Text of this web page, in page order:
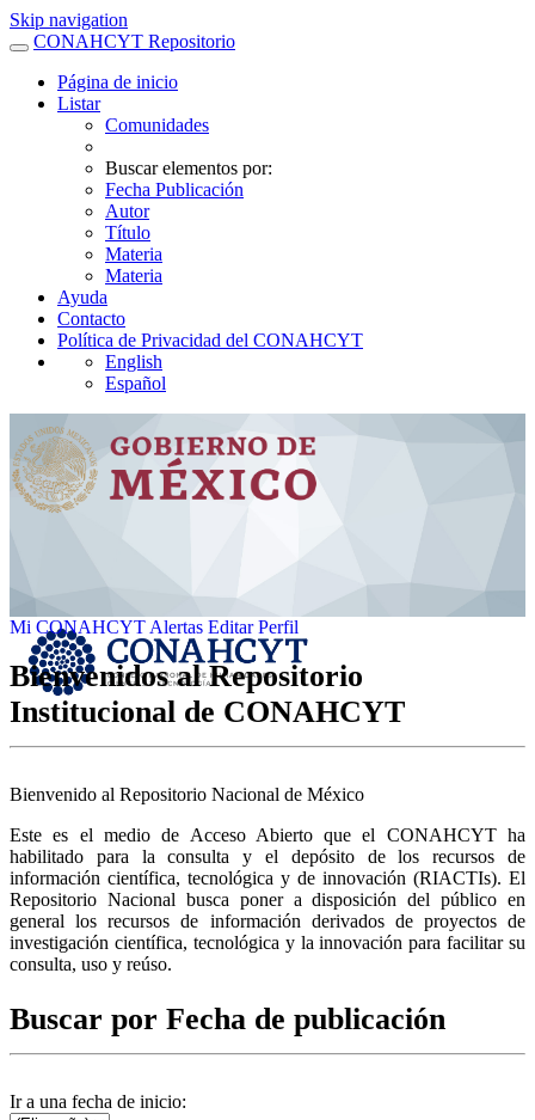
Skip navigation
CONAHCYT Repositorio
Página de inicio
Listar
Comunidades
Buscar elementos por:
Fecha Publicación
Autor
Título
Materia
Materia
Ayuda
Contacto
Política de Privacidad del CONAHCYT
English
Español
Mi CONAHCYT Alertas Editar Perfil
Bienvenidos al Repositorio
Institucional de CONAHCYT
Bienvenido al Repositorio Nacional de México
Este es el medio de Acceso Abierto que el CONAHCYT ha
habilitado para la consulta y el depósito de los recursos de
información científica, tecnológica y de innovación (RIACTIs). El
Repositorio Nacional busca poner a disposición del público en
general los recursos de información derivados de proyectos de
investigación científica, tecnológica y la innovación para facilitar su
consulta, uso y reúso.
Buscar por Fecha de publicación
Ir a una fecha de inicio: